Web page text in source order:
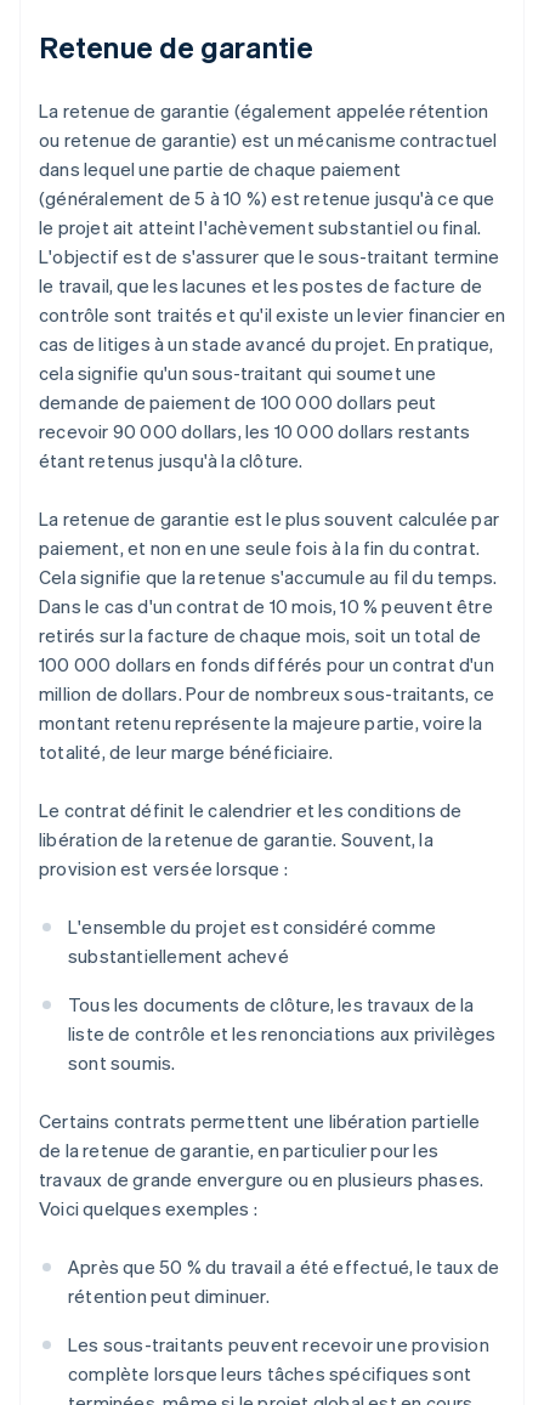
Retenue de garantie
La retenue de garantie (également appelée rétention
ou retenue de garantie) est un mécanisme contractuel
dans lequel une partie de chaque paiement
(généralement de 5 à 10 %) est retenue jusqu'à ce que
le projet ait atteint l'achèvement substantiel ou final.
L'objectif est de s'assurer que le sous-traitant termine
le travail, que les lacunes et les postes de facture de
contrôle sont traités et qu'il existe un levier financier en
cas de litiges à un stade avancé du projet. En pratique,
cela signifie qu'un sous-traitant qui soumet une
demande de paiement de 100 000 dollars peut
recevoir 90 000 dollars, les 10 000 dollars restants
étant retenus jusqu'à la clôture.
La retenue de garantie est le plus souvent calculée par
paiement, et non en une seule fois à la fin du contrat.
Cela signifie que la retenue s'accumule au fil du temps.
Dans le cas d'un contrat de 10 mois, 10 % peuvent être
retirés sur la facture de chaque mois, soit un total de
100 000 dollars en fonds différés pour un contrat d'un
million de dollars. Pour de nombreux sous-traitants, ce
montant retenu représente la majeure partie, voire la
totalité, de leur marge bénéficiaire.
Le contrat définit le calendrier et les conditions de
libération de la retenue de garantie. Souvent, la
provision est versée lorsque :
L'ensemble du projet est considéré comme
substantiellement achevé
Tous les documents de clôture, les travaux de la
liste de contrôle et les renonciations aux privilèges
sont soumis.
Certains contrats permettent une libération partielle
de la retenue de garantie, en particulier pour les
travaux de grande envergure ou en plusieurs phases.
Voici quelques exemples :
Après que 50 % du travail a été effectué, le taux de
rétention peut diminuer.
Les sous-traitants peuvent recevoir une provision
complète lorsque leurs tâches spécifiques sont